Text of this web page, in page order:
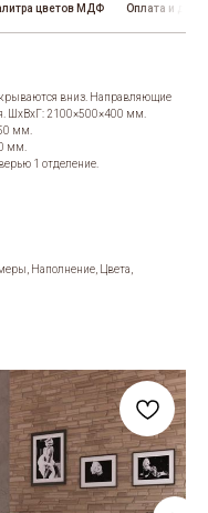
цветов МДФ Оплата и
вниз. Направляющие
ШхВхГ: 2100×500×400 мм.
мм.
мм.
1 отделение.
Наполнение, Цвета,